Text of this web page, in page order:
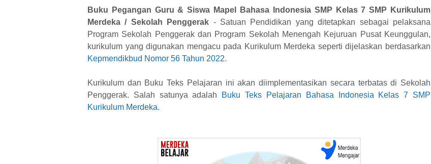
Buku Pegangan Guru & Siswa Mapel Bahasa Indonesia SMP Kelas 7 SMP Kurikulum
Merdeka / Sekolah Penggerak - Satuan Pendidikan yang ditetapkan sebagai pelaksana
Program Sekolah Penggerak dan Program Sekolah Menengah Kejuruan Pusat Keunggulan,
kurikulum yang digunakan mengacu pada Kurikulum Merdeka seperti dijelaskan berdasarkan
Kepmendikbud Nomor 56 Tahun 2022.
Kurikulum dan Buku Teks Pelajaran ini akan diimplementasikan secara terbatas di Sekolah
Penggerak. Salah satunya adalah
Buku Teks Pelajaran Bahasa Indonesia Kelas 7 SMP
Kurikulum Merdeka.